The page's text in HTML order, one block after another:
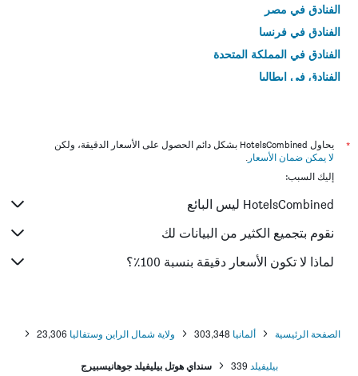
الفنادق في مصر
الفنادق في فرنسا
الفنادق في المملكة المتحدة
الفنادق في إيطاليا
*
يحاول HotelsCombined بشكل دائم الحصول على الأسعار الدقيقة، ولكن
لا يمكن ضمان الأسعار .
إليك السبب:
HotelsCombined ليس البائع
نقوم بتجميع الكثير من البيانات لك
لماذا لا تكون الأسعار دقيقة بنسبة 100٪؟
الصفحة الرئيسية ألمانيا 303,348 ولاية شمال الراين وستفاليا 23,306
بيليفيلد 339 سنداي هوتل بيليفيلد جوهانيسبيرج